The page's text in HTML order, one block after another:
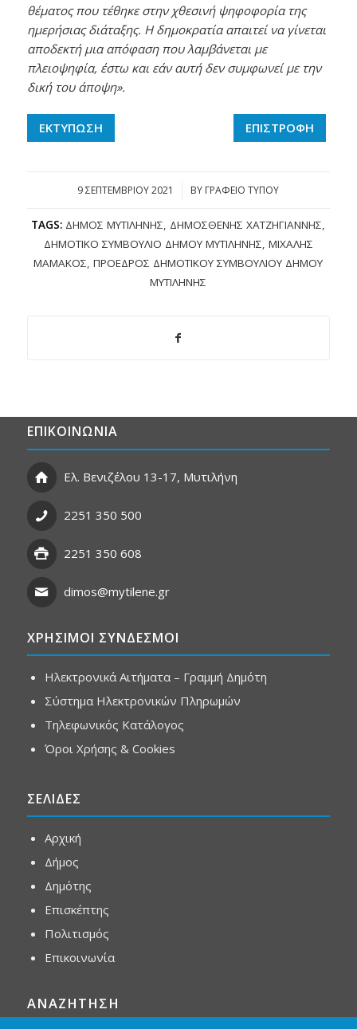
θέματος που τέθηκε στην χθεσινή ψηφοφορία της
ημερήσιας διάταξης. Η δημοκρατία απαιτεί να γίνεται
αποδεκτή μια απόφαση που λαμβάνεται με
πλειοψηφία, έστω και εάν αυτή δεν συμφωνεί με την
δική του άποψη».
ΕΚΤΥΠΩΣΗ ΕΠΙΣΤΡΟΦΗ
9 ΣΕΠΤΕΜΒΡΊΟΥ 2021
/ BY ΓΡΑΦΕΙΟ ΤΥΠΟΥ
TAGS: ΔΉΜΟΣ ΜΥΤΙΛΉΝΗΣ, ΔΗΜΟΣΘΈΝΗΣ ΧΑΤΖΗΓΙΆΝΝΗΣ,
ΔΗΜΟΤΙΚΌ ΣΥΜΒΟΎΛΙΟ ΔΉΜΟΥ ΜΥΤΙΛΉΝΗΣ, ΜΙΧΆΛΗΣ
ΜΑΜΆΚΟΣ,ΠΡΌΕΔΡΟΣ ΔΗΜΟΤΙΚΟΎ ΣΥΜΒΟΥΛΊΟΥ ΔΉΜΟΥ
ΜΥΤΙΛΉΝΗΣ
ΕΠΙΚΟΙΝΩΝΙΑ
Ελ. Βενιζέλου 13-17, Μυτιλήνη
2251 350 500
2251 350 608
dimos@mytilene.gr
ΧΡΗΣΙΜΟΙ ΣΥΝΔΕΣΜΟΙ
Ηλεκτρονικά Αιτήματα – Γραμμή Δημότη
Σύστημα Ηλεκτρονικών Πληρωμών
Τηλεφωνικός Κατάλογος
Όροι Χρήσης & Cookies
ΣΕΛΙΔΕΣ
Αρχική
Δήμος
Δημότης
Επισκέπτης
Πολιτισμός
Επικοινωνία
ΑΝΑΖΗΤΗΣΗ